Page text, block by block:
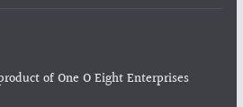
of One O Eight Enterprises